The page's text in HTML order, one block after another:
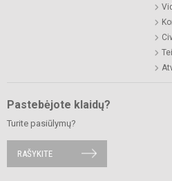
Pastebėjote klaidų?
Turite pasiūlymų?
RAŠYKITE